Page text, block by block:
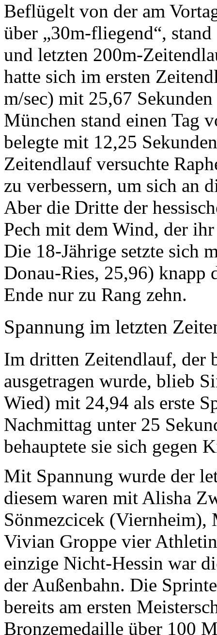
Beflügelt von der am
über „30m-fliegend“,
und letzten 200m-
hatte sich im ersten
m/sec) mit 25,67
München stand einen Tag
belegte mit 12,25
Zeitendlauf versuchte
zu verbessern, um sich an
Aber die Dritte der
Pech mit dem Wind, der
Die 18-Jährige setzte sich
Donau-Ries, 25,96) knapp
Ende nur zu Rang zehn.
Spannung im letzten
Im dritten Zeitendlauf, der
ausgetragen wurde, blieb
Wied) mit 24,94 als erste
Nachmittag unter 25
behauptete sie sich gegen
Mit Spannung wurde der
diesem waren mit Alisha
Sönmezcicek (Viernheim),
Vivian Groppe vier
einzige Nicht-Hessin war
der Außenbahn. Die
bereits am ersten
Bronzemedaille über 100